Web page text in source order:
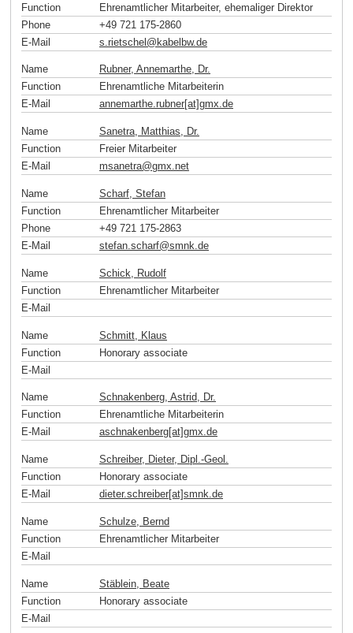
Function
Ehrenamtlicher Mitarbeiter, ehemaliger Direktor
Phone
+49 721 175-2860
E-Mail
s.rietschel@kabelbw.de
Name
Rubner, Annemarthe, Dr.
Function
Ehrenamtliche Mitarbeiterin
E-Mail
annemarthe.rubner[at]gmx.de
Name
Sanetra, Matthias, Dr.
Function
Freier Mitarbeiter
E-Mail
msanetra@gmx.net
Name
Scharf, Stefan
Function
Ehrenamtlicher Mitarbeiter
Phone
+49 721 175-2863
E-Mail
stefan.scharf@smnk de
Name
Schick, Rudolf
Function
Ehrenamtlicher Mitarbeiter
E-Mail
Name
Schmitt, Klaus
Function
Honorary associate
E-Mail
Name
Schnakenberg, Astrid, Dr.
Function
Ehrenamtliche Mitarbeiterin
E-Mail
aschnakenberg[at]gmx.de
Name
Schreiber, Dieter, Dipl.-Geol.
Function
Honorary associate
E-Mail
dieter.schreiber[at]smnk.de
Name
Schulze, Bernd
Function
Ehrenamtlicher Mitarbeiter
E-Mail
Name
Stäblein, Beate
Function
Honorary associate
E-Mail